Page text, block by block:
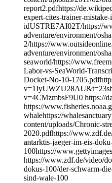
report2.pdfhttps://
expert-cites-trainer-
idUSTRE7AI02T/https://
adventure/environment/
2/https://
adventure/environment/
seaworld/https://
Labor-vs-SeaWorld-
Docket-No-10-
v=4CMzmbsF9U0 https://
https://
whalehttps://
content/uploads/Chronic-
2020.pdfhttps://
antarktis-jaeger-im-eis-
100https://
https://www.zdf.de/video/
dokus-100/der-schwarm-
sind-wale-100